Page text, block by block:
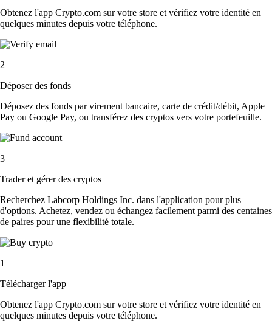
Obtenez l'app Crypto.com sur votre store et vérifiez votre identité en
quelques minutes depuis votre téléphone.
2
Déposer des fonds
Déposez des fonds par virement bancaire, carte de crédit/débit, Apple
Pay ou Google Pay, ou transférez des cryptos vers votre portefeuille.
3
Trader et gérer des cryptos
Recherchez Labcorp Holdings Inc. dans l'application pour plus
d'options. Achetez, vendez ou échangez facilement parmi des centaines
de paires pour une flexibilité totale.
1
Télécharger l'app
Obtenez l'app Crypto.com sur votre store et vérifiez votre identité en
quelques minutes depuis votre téléphone.